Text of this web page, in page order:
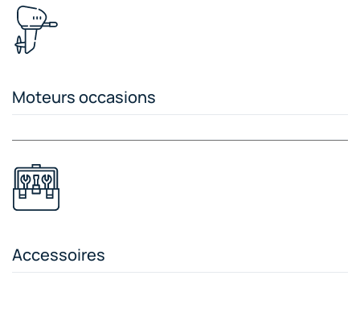
Moteurs occasions
Accessoires